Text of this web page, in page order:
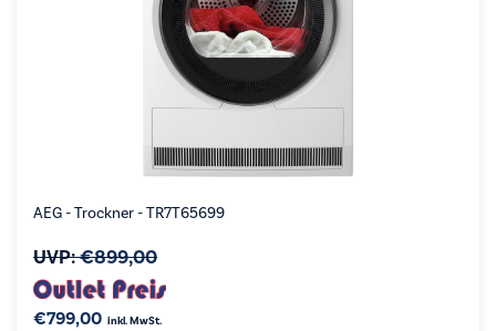
AEG - Trockner - TR7T65699
UVP:€899,00
€799,00 inkl. MwSt.